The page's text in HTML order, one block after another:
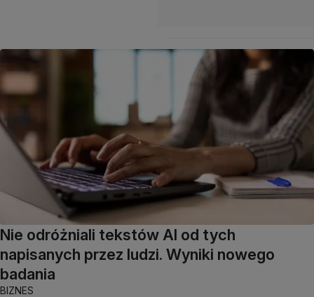
Nie odróżniali tekstów AI od tych
napisanych przez ludzi. Wyniki nowego
badania
BIZNES